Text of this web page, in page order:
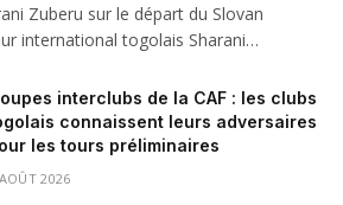
Zuberu sur le départ du Slovan
international togolais Sharani…
interclubs de la CAF : les clubs
connaissent leurs adversaires
les tours préliminaires
2026